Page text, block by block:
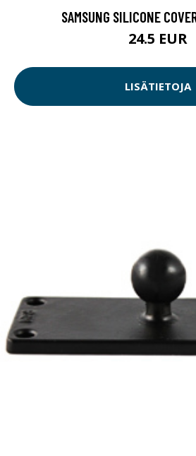
SAMSUNG SILICONE
24.5 EUR
LISÄTIETOJA